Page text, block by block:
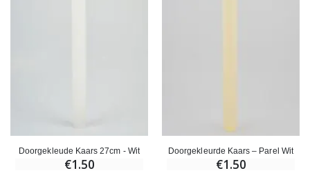
Doorgekleude Kaars 27cm - Wit
€1.50
Doorgekleurde Kaars – Parel Wit
€1.50